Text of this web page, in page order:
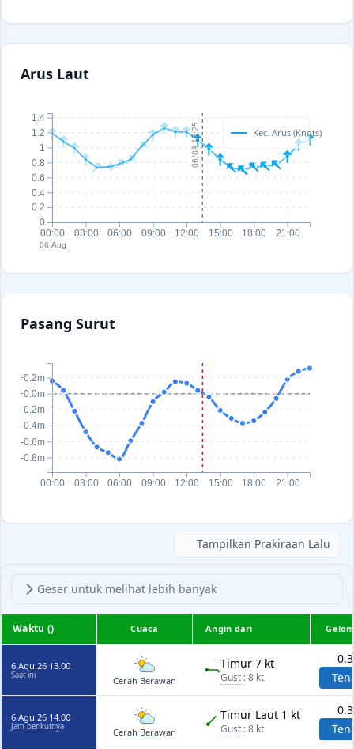
Arus Laut
06/08 13:25 Kec. Arus (Knots)
00:00
06 Aug
03:00 06:00 09:00 12:00 15:00 18:00 21:00
0
0.2
0.4
0.6
0.8
1
1.2
1.4
Pasang Surut
00:00 03:00 06:00 09:00 12:00 15:00 18:00 21:00
-0.8m
-0.6m
-0.4m
-0.2m
+0.0m
+0.2m
Tampilkan Prakiraan Lalu
Geser untuk melihat lebih banyak
Waktu () Cuaca Angin dari
6 Agu 26 13.00
Saat ini Cerah Berawan
Timur 7 kt
Gust : 8 kt
6 Agu 26 14.00
Jam berikutnya Cerah Berawan
Timur Laut 1 kt
Gust : 8 kt